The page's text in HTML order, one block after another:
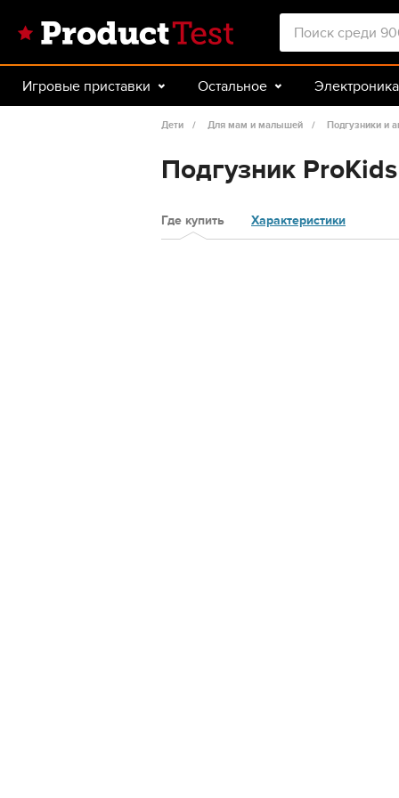
Игровые приставки Остальное Электроника
Авто Спорт и туризм
Дети Для мам и малышей Подгузники и
Подгузник
Где купить Характеристики